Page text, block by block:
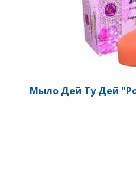
Мыло Дей Ту Дей